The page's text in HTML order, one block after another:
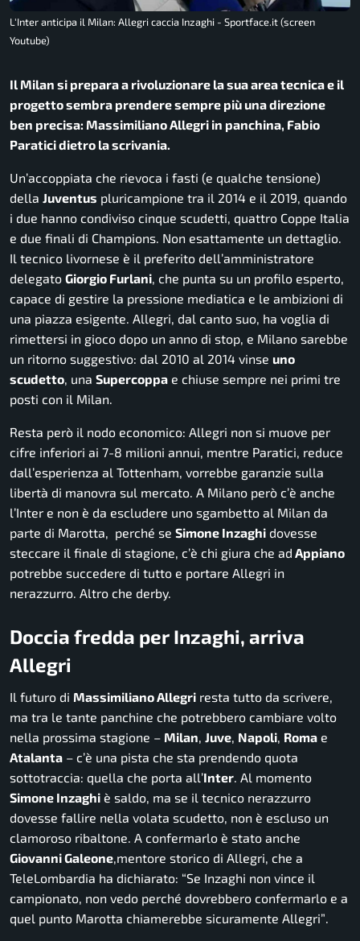
L'Inter anticipa il Milan: Allegri caccia Inzaghi - Sportface.it (screen
Youtube)
Il Milan si prepara a rivoluzionare la sua area tecnica e il
progetto sembra prendere sempre più una direzione
ben precisa: Massimiliano Allegri in panchina, Fabio
Paratici dietro la scrivania.
Un’accoppiata che rievoca i fasti (e qualche tensione)
della Juventus pluricampione tra il 2014 e il 2019, quando
i due hanno condiviso cinque scudetti, quattro Coppe Italia
e due finali di Champions. Non esattamente un dettaglio.
Il tecnico livornese è il preferito dell’amministratore
delegato Giorgio Furlani, che punta su un profilo esperto,
capace di gestire la pressione mediatica e le ambizioni di
una piazza esigente. Allegri, dal canto suo, ha voglia di
rimettersi in gioco dopo un anno di stop, e Milano sarebbe
un ritorno suggestivo: dal 2010 al 2014 vinse uno
scudetto, una Supercoppa e chiuse sempre nei primi tre
posti con il Milan.
Resta però il nodo economico: Allegri non si muove per
cifre inferiori ai 7-8 milioni annui, mentre Paratici, reduce
dall’esperienza al Tottenham, vorrebbe garanzie sulla
libertà di manovra sul mercato. A Milano però c’è anche
l’Inter e non è da escludere uno sgambetto al Milan da
parte di Marotta, perché se Simone Inzaghi dovesse
steccare il finale di stagione, c’è chi giura che ad Appiano
potrebbe succedere di tutto e portare Allegri in
nerazzurro. Altro che derby.
Doccia fredda per Inzaghi, arriva
Allegri
Il futuro di Massimiliano Allegri resta tutto da scrivere,
ma tra le tante panchine che potrebbero cambiare volto
nella prossima stagione – Milan Juve Napoli Roma e
Atalanta – c’è una pista che sta prendendo quota
sottotraccia: quella che porta all’Inter . Al momento
Simone Inzaghi è saldo, ma se il tecnico nerazzurro
dovesse fallire nella volata scudetto, non è escluso un
clamoroso ribaltone. A confermarlo è stato anche
Giovanni Galeone ,mentore storico di Allegri, che a
TeleLombardia ha dichiarato: “Se Inzaghi non vince il
campionato, non vedo perché dovrebbero confermarlo e a
quel punto Marotta chiamerebbe sicuramente Allegri”